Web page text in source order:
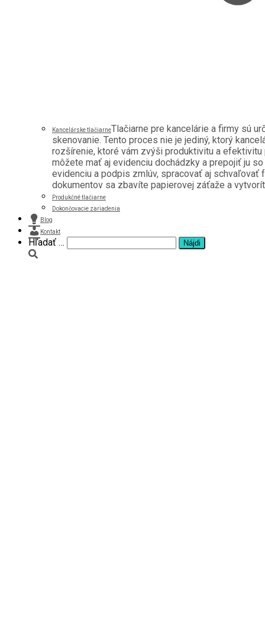
Kancelárske tlačiarneTlačiarne pre kancelárie a firmy sú
skenovanie. Tento proces nie je jediný, ktorý
rozšírenie, ktoré vám zvýši produktivitu a efektivitu
môžete mať aj evidenciu dochádzky a prepojiť ju
evidenciu a podpis zmlúv, spracovať aj schvaľovať
dokumentov sa zbavíte papierovej záťaže a
Produkčné tlačiarne
Dokončovacie zariadenia
Blog
Kontakt
Hľadať …